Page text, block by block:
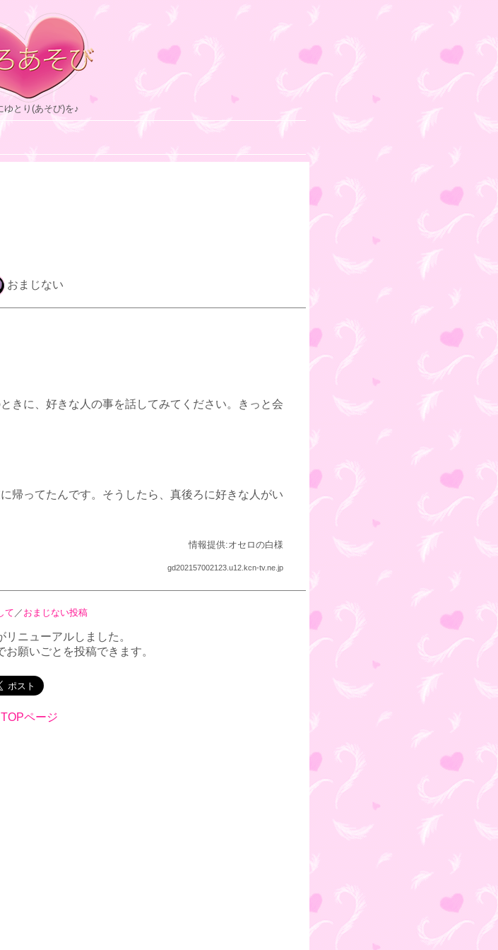
ゆとり(あそび)を♪
おまじない
きに、好きな人の事を話してみてください。きっと会
帰ってたんです。そうしたら、真後ろに好きな人がい
情報提供:オセロの白様
gd202157002123.u12.kcn-tv.ne.jp
て ／ おまじない投稿
ニューアルしました。
お願いごとを投稿できます。
ページ